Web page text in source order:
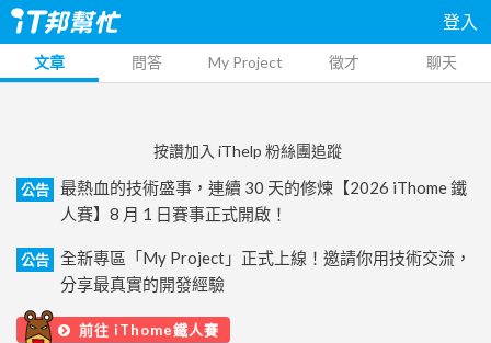
登入
文章 問答 My Project 徵才 聊天
按讚加入 iThelp 粉絲團追蹤
公告
最熱血的技術盛事，連續 30 天的修煉【2026 iThome 鐵
人賽】8 月 1 日賽事正式開啟！
公告
全新專區「My Project」正式上線！邀請你用技術交流，
分享最真實的開發經驗
前往 iThome鐵人賽